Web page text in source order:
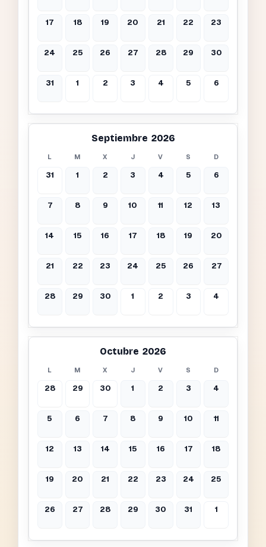
17 18 19 20 21 22 23
24 25 26 27 28 29 30
31 1 2 3 4 5 6
Septiembre 2026
L M X J V S D
31 1 2 3 4 5 6
7 8 9 10 11 12 13
14 15 16 17 18 19 20
21 22 23 24 25 26 27
28 29 30 1 2 3 4
Octubre 2026
L M X J V S D
28 29 30 1 2 3 4
5 6 7 8 9 10 11
12 13 14 15 16 17 18
19 20 21 22 23 24 25
26 27 28 29 30 31 1